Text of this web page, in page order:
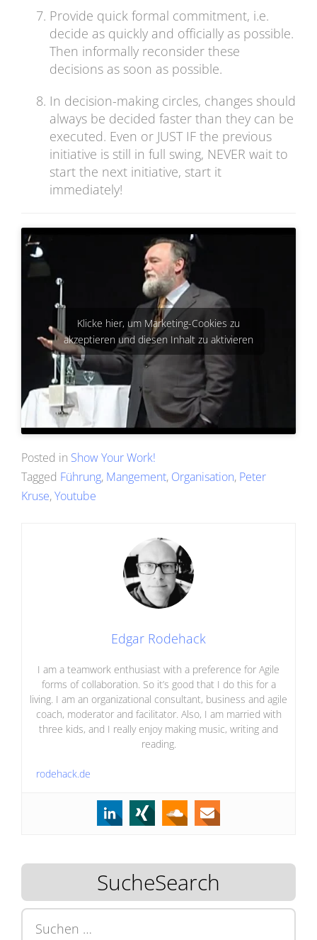
Provide quick formal commitment, i.e.
decide as quickly and officially as possible.
Then informally reconsider these
decisions as soon as possible.
In decision-making circles, changes should
always be decided faster than they can be
executed. Even or JUST IF the previous
initiative is still in full swing, NEVER wait to
start the next initiative, start it
immediately!
Klicke hier, um Marketing-Cookies zu
akzeptieren und diesen Inhalt zu aktivieren
Posted in Show Your Work!
Tagged Führung, Mangement, Organisation, Peter
Kruse,Youtube
Edgar Rodehack
I am a teamwork enthusiast with a preference for Agile
forms of collaboration. So it’s good that I do this for a
living. I am an organizational consultant, business and agile
coach, moderator and facilitator. Also, I am married with
three kids, and I really enjoy making music, writing and
reading.
rodehack.de
SucheSearch